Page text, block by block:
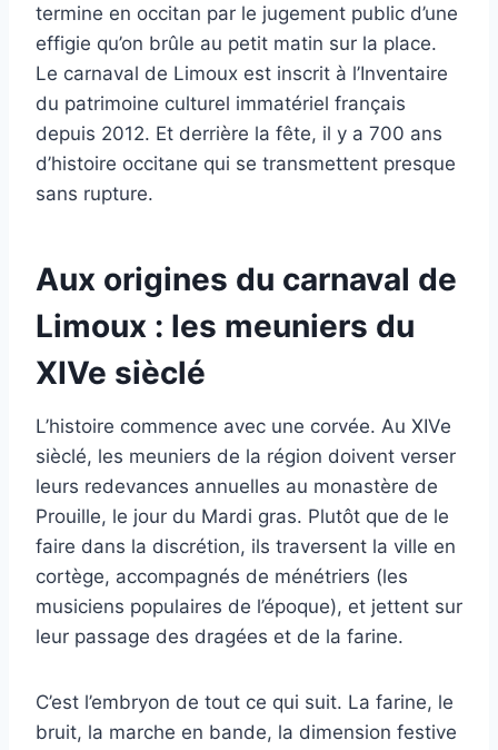
termine en occitan par le jugement public d’une
effigie qu’on brûle au petit matin sur la place.
Le carnaval de Limoux est inscrit à l’Inventaire
du patrimoine culturel immatériel français
depuis 2012. Et derrière la fête, il y a 700 ans
d’histoire occitane qui se transmettent presque
sans rupture.
Aux origines du carnaval de
Limoux : les meuniers du
XIVe sièclé
L’histoire commence avec une corvée. Au XIVe
sièclé, les meuniers de la région doivent verser
leurs redevances annuelles au monastère de
Prouille, le jour du Mardi gras. Plutôt que de le
faire dans la discrétion, ils traversent la ville en
cortège, accompagnés de ménétriers (les
musiciens populaires de l’époque), et jettent sur
leur passage des dragées et de la farine.
C’est l’embryon de tout ce qui suit. La farine, le
bruit, la marche en bande, la dimension festive